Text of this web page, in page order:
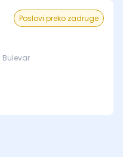
Poslovi preko zadruge